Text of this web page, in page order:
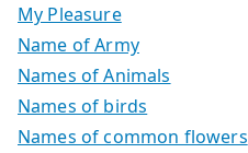
My Pleasure
Name of Army
Names of Animals
Names of birds
Names of common flowers